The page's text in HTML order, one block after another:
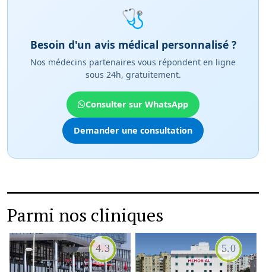
🩺
Besoin d'un avis médical personnalisé ?
Nos médecins partenaires vous répondent en ligne
sous 24h, gratuitement.
Consulter sur WhatsApp
Demander une consultation
Parmi nos cliniques
4.3 5.0